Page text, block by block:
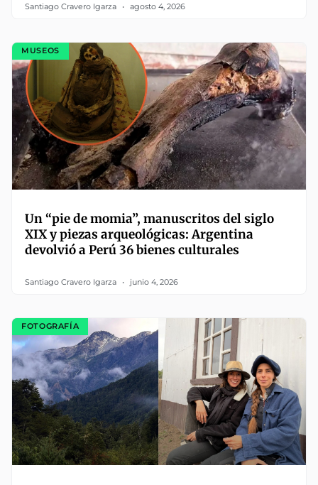
Santiago Cravero Igarza agosto 4, 2026
MUSEOS
Un “pie de momia”, manuscritos del siglo
XIX y piezas arqueológicas: Argentina
devolvió a Perú 36 bienes culturales
Santiago Cravero Igarza junio 4, 2026
FOTOGRAFÍA